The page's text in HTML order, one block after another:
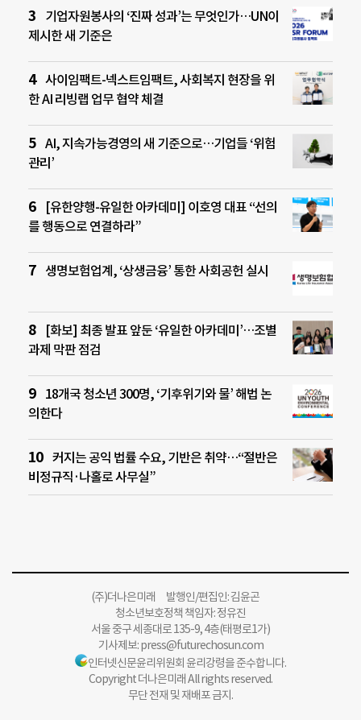
기업자원봉사의 ‘진짜 성과’는 무엇인가…UN이
제시한 새 기준은
사이임팩트-넥스트임팩트, 사회복지 현장을 위
한 AI 리빙랩 업무 협약 체결
AI, 지속가능경영의 새 기준으로…기업들 ‘위험
관리’
[유한양행-유일한 아카데미] 이호영 대표 “선의
를 행동으로 연결하라”
생명보험업계, ‘상생금융’ 통한 사회공헌 실시
[화보] 최종 발표 앞둔 ‘유일한 아카데미’…조별
과제 막판 점검
18개국 청소년 300명, ‘기후위기와 물’ 해법 논
의한다
커지는 공익 법률 수요, 기반은 취약…“절반은
비정규직·나홀로 사무실”
(주)더나은미래 발행인/편집인: 김윤곤
청소년보호정책 책임자: 정유진
서울 중구 세종대로 135-9, 4층(태평로1가)
기사제보:press@futurechosun.com
인터넷신문윤리위원회 윤리강령을 준수합니다.
Copyright 더나은미래 All rights reserved.
무단 전재 및 재배포 금지.